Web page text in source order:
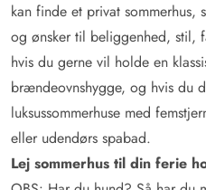
kan finde et privat sommerhus,
og ønsker til beliggenhed,
hvis du gerne vil holde en
brændeovnshygge, og hvis du
luksussommerhuse med
eller udendørs spabad.
Lej sommerhus til din ferie